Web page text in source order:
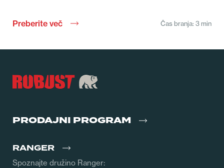
Preberite več Čas branja: 3 min
PRODAJNI PROGRAM
RANGER
Spoznajte družino Ranger: